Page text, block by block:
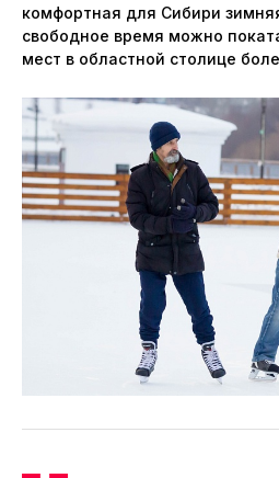
комфортная для Сибири
свободное время можно
мест в областной столице